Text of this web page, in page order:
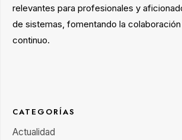
relevantes para profesionales y
de sistemas, fomentando la
continuo.
CATEGORÍAS
Actualidad